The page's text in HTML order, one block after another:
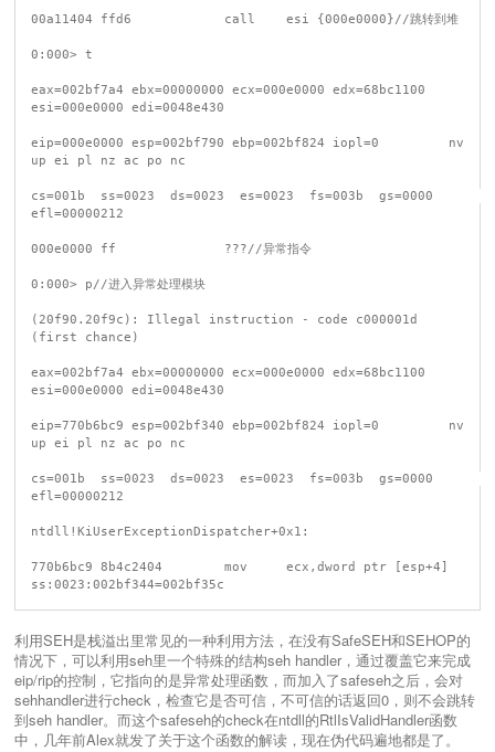
00a11404 ffd6            call    esi {000e0000}//跳转到堆
0:000> t
eax=002bf7a4 ebx=00000000 ecx=000e0000 edx=68bc1100
esi=000e0000 edi=0048e430
eip=000e0000 esp=002bf790 ebp=002bf824 iopl=0         nv
up ei pl nz ac po nc
cs=001b  ss=0023  ds=0023  es=0023  fs=003b  gs=0000
efl=00000212
000e0000 ff              ???//异常指令
0:000> p//进入异常处理模块
(20f90.20f9c): Illegal instruction - code c000001d
(first chance)
eax=002bf7a4 ebx=00000000 ecx=000e0000 edx=68bc1100
esi=000e0000 edi=0048e430
eip=770b6bc9 esp=002bf340 ebp=002bf824 iopl=0         nv
up ei pl nz ac po nc
cs=001b  ss=0023  ds=0023  es=0023  fs=003b  gs=0000
efl=00000212
ntdll!KiUserExceptionDispatcher+0x1:
770b6bc9 8b4c2404        mov     ecx,dword ptr [esp+4]
利用SEH是栈溢出里常见的一种利用方法，在没有SafeSEH和SEHOP的
情况下，可以利用seh里一个特殊的结构seh handler，通过覆盖它来完成
eip/rip的控制，它指向的是异常处理函数，而加入了safeseh之后，会对
sehhandler进行check，检查它是否可信，不可信的话返回0，则不会跳转
到seh handler。而这个safeseh的check在ntdll的RtlIsValidHandler函数
中，几年前Alex就发了关于这个函数的解读，现在伪代码遍地都是了。